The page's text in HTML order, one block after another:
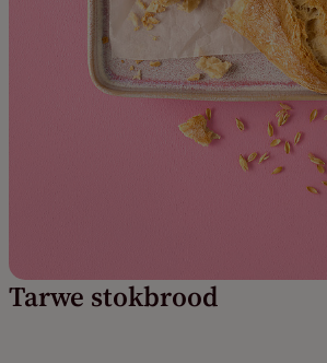
Tarwe stokbrood